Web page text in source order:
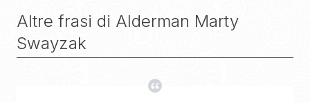
Altre frasi di Alderman Marty
Swayzak